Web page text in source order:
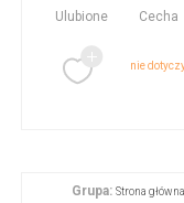
Ulubione Cecha
nie
Grupa: Strona główna